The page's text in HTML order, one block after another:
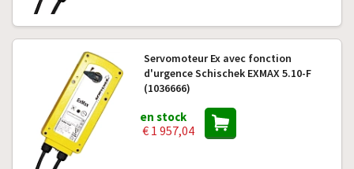
Servomoteur Ex avec fonction
d'urgence Schischek EXMAX 5.10-F
(1036666)
en stock
€ 1 957,04